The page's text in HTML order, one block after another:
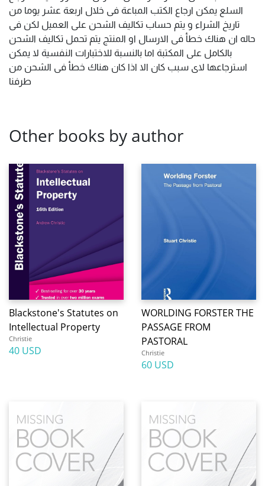
السلع يمكن ارجاع الكتب المباعة فى خلال اربعة عشر يوما من
تاريخ الشراء و يتم حساب تكاليف الشحن على العميل لكن فى
حاله ان هناك خطأ فى الارسال او المنتج يتم تحمل تكاليف الشحن
بالكامل على المكتبة اما بالنسبة للاختبارات النفسية لا يمكن
استرجاعها لاى سبب كان الا اذا كان هناك خطأ فى الشحن من
طرفنا
Other books by author
Blackstone's Statutes on
Intellectual Property
Christie
40 USD
WORLDING FORSTER THE
PASSAGE FROM
PASTORAL
Christie
60 USD